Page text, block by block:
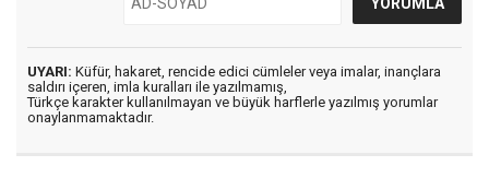
UYARI: Küfür, hakaret, rencide edici cümleler veya imalar, inançlara
saldırı içeren, imla kuralları ile yazılmamış,
Türkçe karakter kullanılmayan ve büyük harflerle yazılmış yorumlar
onaylanmamaktadır.